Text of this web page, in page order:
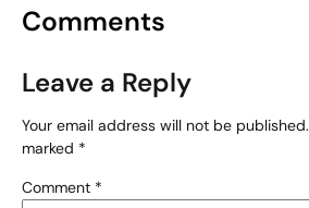
Comments
Leave a Reply
Your email address will not be published.
marked *
Comment *